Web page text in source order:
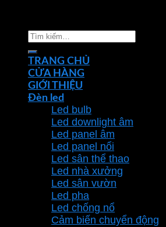
Tìm
kiếm:
TRANG CHỦ
CỬA HÀNG
GIỚI THIỆU
Đèn led
Led bulb
Led downlight âm
Led panel âm
Led panel nổi
Led sân thể thao
Led nhà xưởng
Led sân vườn
Led pha
Led chống nổ
Cảm biến chuyển động